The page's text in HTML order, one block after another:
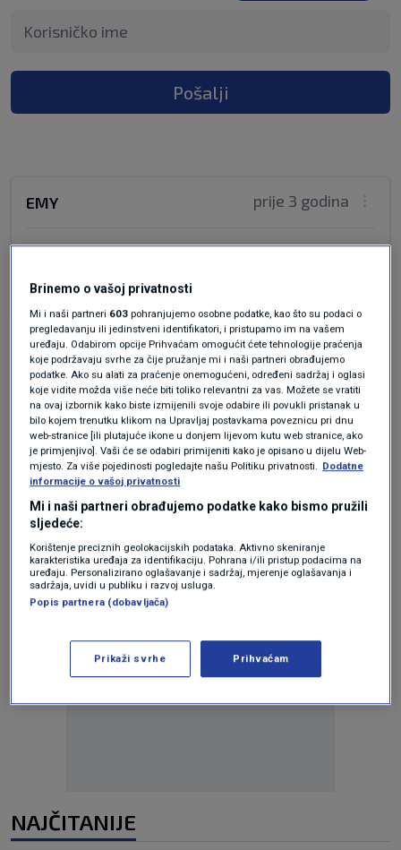
Pošalji
prije 3 godina
EMY
Rusi su inače oličenje poštenje i givora istine,
Oglas
Oglas
NAJČITANIJE
Brinemo o vašoj privatnosti
Mi i naši partneri 603 pohranjujemo osobne podatke, kao što su podaci o
pregledavanju ili jedinstveni identifikatori, i pristupamo im na vašem
uređaju. Odabirom opcije Prihvaćam omogućit ćete tehnologije praćenja
koje podržavaju svrhe za čije pružanje mi i naši partneri obrađujemo
podatke. Ako su alati za praćenje onemogućeni, određeni sadržaj i oglasi
koje vidite možda više neće biti toliko relevantni za vas. Možete se vratiti
na ovaj izbornik kako biste izmijenili svoje odabire ili povukli pristanak u
bilo kojem trenutku klikom na Upravljaj postavkama poveznicu pri dnu
web-stranice [ili plutajuće ikone u donjem lijevom kutu web stranice, ako
je primjenjivo]. Vaši će se odabiri primijeniti kako je opisano u dijelu Web-
mjesto. Za više pojedinosti pogledajte našu Politiku privatnosti. Dodatne
informacije o vašoj privatnosti
Mi i naši partneri obrađujemo podatke kako bismo pružili
sljedeće:
Korištenje preciznih geolokacijskih podataka. Aktivno skeniranje
karakteristika uređaja za identifikaciju. Pohrana i/ili pristup podacima na
uređaju. Personalizirano oglašavanje i sadržaj, mjerenje oglašavanja i
sadržaja, uvidi u publiku i razvoj usluga.
Popis partnera (dobavljača)
Prikaži svrhe Prihvaćam